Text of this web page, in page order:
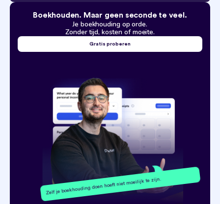
Boekhouden. Maar geen seconde te veel.
Je boekhouding op orde.
Zonder tijd, kosten of moeite.
Gratis proberen
Zelf je boekhouding doen hoeft niet moeilijk te zijn.